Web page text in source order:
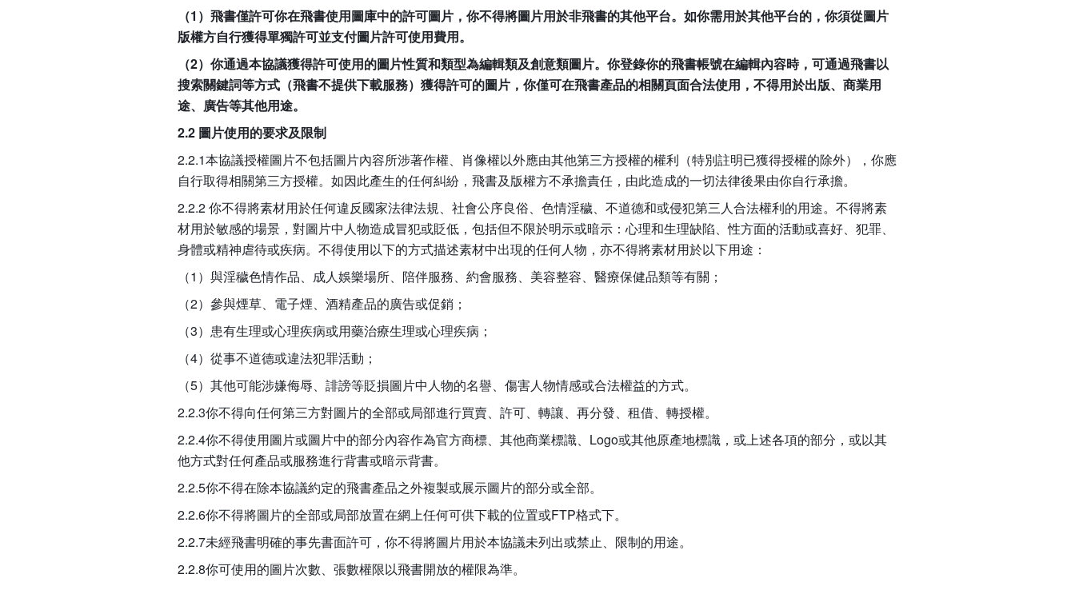
（1）飛書僅許可你在飛書使用圖庫中的許可圖片，你不得將圖片用於非飛書的其他平台。如你需用於其他平台的，你須從圖片
版權方自行獲得單獨許可並支付圖片許可使用費用。
（2）你通過本協議獲得許可使用的圖片性質和類型為編輯類及創意類圖片。你登錄你的飛書帳號在編輯內容時，可通過飛書以
搜索關鍵詞等方式（飛書不提供下載服務）獲得許可的圖片，你僅可在飛書產品的相關頁面合法使用，不得用於出版、商業用
途、廣告等其他用途。
2.2 圖片使用的要求及限制
2.2.1本協議授權圖片不包括圖片內容所涉著作權、肖像權以外應由其他第三方授權的權利（特別註明已獲得授權的除外），你應
自行取得相關第三方授權。如因此產生的任何糾紛，飛書及版權方不承擔責任，由此造成的一切法律後果由你自行承擔。
2.2.2 你不得將素材用於任何違反國家法律法規、社會公序良俗、色情淫穢、不道德和或侵犯第三人合法權利的用途。不得將素
材用於敏感的場景，對圖片中人物造成冒犯或貶低，包括但不限於明示或暗示：心理和生理缺陷、性方面的活動或喜好、犯罪、
身體或精神虐待或疾病。不得使用以下的方式描述素材中出現的任何人物，亦不得將素材用於以下用途：
（1）與淫穢色情作品、成人娛樂場所、陪伴服務、約會服務、美容整容、醫療保健品類等有關；
（2）參與煙草、電子煙、酒精產品的廣告或促銷；
（3）患有生理或心理疾病或用藥治療生理或心理疾病；
（4）從事不道德或違法犯罪活動；
（5）其他可能涉嫌侮辱、誹謗等貶損圖片中人物的名譽、傷害人物情感或合法權益的方式。
2.2.3你不得向任何第三方對圖片的全部或局部進行買賣、許可、轉讓、再分發、租借、轉授權。
2.2.4你不得使用圖片或圖片中的部分內容作為官方商標、其他商業標識、Logo或其他原產地標識，或上述各項的部分，或以其
他方式對任何產品或服務進行背書或暗示背書。
2.2.5你不得在除本協議約定的飛書產品之外複製或展示圖片的部分或全部。
2.2.6你不得將圖片的全部或局部放置在網上任何可供下載的位置或FTP格式下。
2.2.7未經飛書明確的事先書面許可，你不得將圖片用於本協議未列出或禁止、限制的用途。
2.2.8你可使用的圖片次數、張數權限以飛書開放的權限為準。